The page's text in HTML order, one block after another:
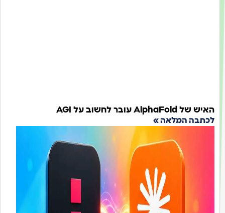
האיש של AlphaFold עובר לחשוב על AGI
לכתבה המלאה »